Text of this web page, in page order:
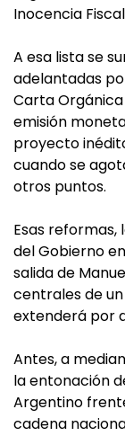
Inocencia
A esa lista se
adelantadas
Carta
emisión
proyecto
cuando se
otros puntos.
Esas
del Gobierno
salida de
centrales de un
extenderá por
Antes, a
la entonación
Argentino
cadena